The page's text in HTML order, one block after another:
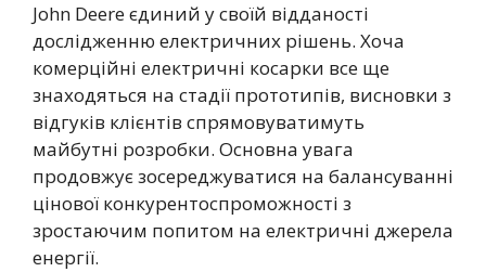
John Deere єдиний у своїй відданості
дослідженню електричних рішень. Хоча
комерційні електричні косарки все ще
знаходяться на стадії прототипів, висновки з
відгуків клієнтів спрямовуватимуть
майбутні розробки. Основна увага
продовжує зосереджуватися на балансуванні
цінової конкурентоспроможності з
зростаючим попитом на електричні джерела
енергії.